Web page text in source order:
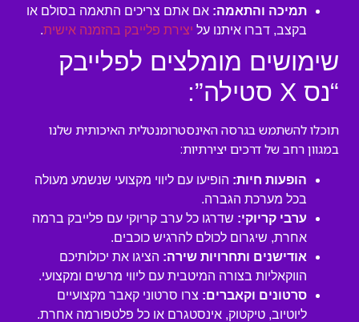
תמיכה והתאמה: אם אתם צריכים התאמה בסולם או
בקצב, דברו איתנו על יצירת פלייבק בהזמנה אישית.
שימושים מומלצים לפלייבק
“נס X סטילה”:
תוכלו להשתמש בגרסה האינסטרומנטלית האיכותית שלנו
במגוון רחב של דרכים יצירתיות:
הופעות חיות: הופיעו עם ליווי מקצועי שנשמע מעולה
בכל מערכת הגברה.
ערבי קריוקי: שדרגו כל ערב קריוקי עם פלייבק ברמה
אחרת, שיגרום לכולם להרגיש כוכבים.
אודישנים ותחרויות שירה: הציגו את יכולותיכם
הווקאליות בצורה המיטבית עם ליווי מרשים ומקצועי.
סרטונים וקאברים: צרו סרטוני קאבר מקצועיים
ליוטיוב, טיקטוק, אינסטגרם או כל פלטפורמה אחרת.